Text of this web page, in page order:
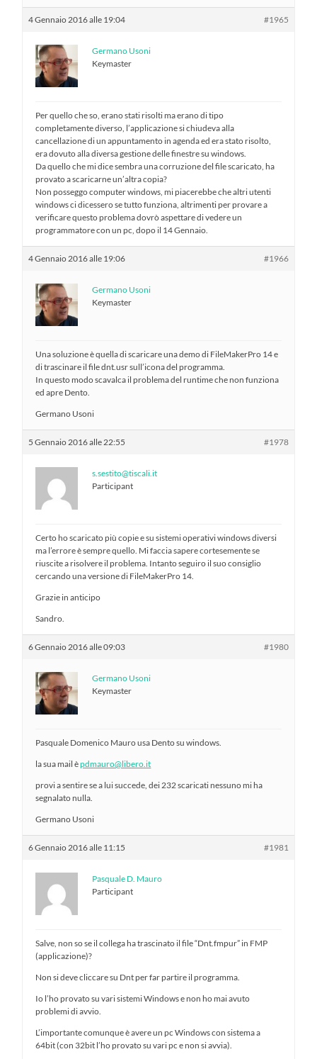
4 Gennaio 2016 alle 19:04 #1965
Germano Usoni
Keymaster
Per quello che so, erano stati risolti ma erano di tipo
completamente diverso, l’applicazione si chiudeva alla
cancellazione di un appuntamento in agenda ed era stato risolto,
era dovuto alla diversa gestione delle finestre su windows.
Da quello che mi dice sembra una corruzione del file scaricato, ha
provato a scaricarne un’altra copia?
Non posseggo computer windows, mi piacerebbe che altri utenti
windows ci dicessero se tutto funziona, altrimenti per provare a
verificare questo problema dovrò aspettare di vedere un
programmatore con un pc, dopo il 14 Gennaio.
4 Gennaio 2016 alle 19:06 #1966
Germano Usoni
Keymaster
Una soluzione è quella di scaricare una demo di FileMakerPro 14 e
di trascinare il file dnt.usr sull’icona del programma.
In questo modo scavalca il problema del runtime che non funziona
ed apre Dento.
Germano Usoni
5 Gennaio 2016 alle 22:55 #1978
s.sestito@tiscali.it
Participant
Certo ho scaricato più copie e su sistemi operativi windows diversi
ma l’errore è sempre quello. Mi faccia sapere cortesemente se
riuscite a risolvere il problema. Intanto seguiro il suo consiglio
cercando una versione di FileMakerPro 14.
Grazie in anticipo
Sandro.
6 Gennaio 2016 alle 09:03 #1980
Germano Usoni
Keymaster
Pasquale Domenico Mauro usa Dento su windows.
la sua mail èpdmauro@libero.it
provi a sentire se a lui succede, dei 232 scaricati nessuno mi ha
segnalato nulla.
Germano Usoni
6 Gennaio 2016 alle 11:15 #1981
Pasquale D. Mauro
Participant
Salve, non so se il collega ha trascinato il file “Dnt.fmpur” in FMP
(applicazione)?
Non si deve cliccare su Dnt per far partire il programma.
Io l’ho provato su vari sistemi Windows e non ho mai avuto
problemi di avvio.
L’importante comunque è avere un pc Windows con sistema a
64bit (con 32bit l’ho provato su vari pc e non si avvia).